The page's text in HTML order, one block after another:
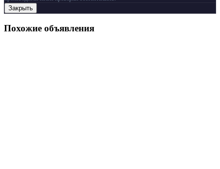
Закрыть
Похожие объявления